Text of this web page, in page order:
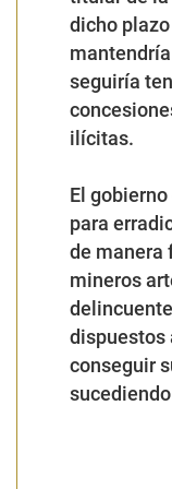
dicho
seguiría
ilícitas.
El
para
de manera
mineros
dispuestos
conseguir